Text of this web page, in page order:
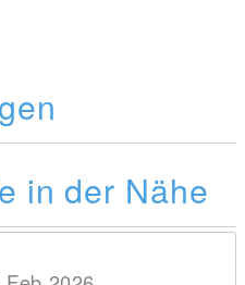
in der Nähe